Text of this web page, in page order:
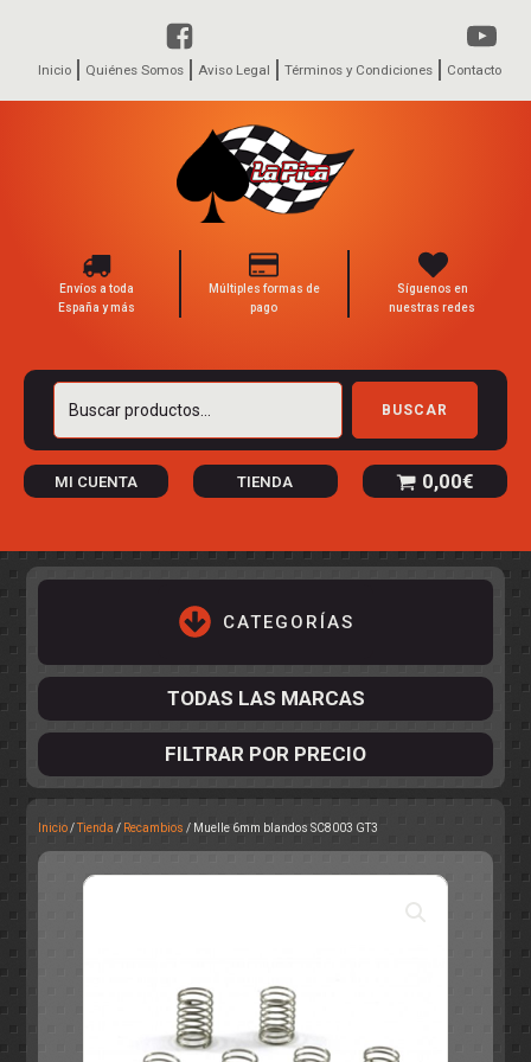
Inicio Quiénes Somos Aviso Legal Términos y Condiciones Contacto
Envíos a toda
España y más
Múltiples formas de
pago
Síguenos en
nuestras redes
Buscar
BUSCAR
MI CUENTA TIENDA 0,00€
CATEGORÍAS
OTROS
RALLY
TODAS LAS MARCAS
FILTRAR POR PRECIO
Inicio/Tienda / Recambios / Muelle 6mm blandos SC8003 GT3